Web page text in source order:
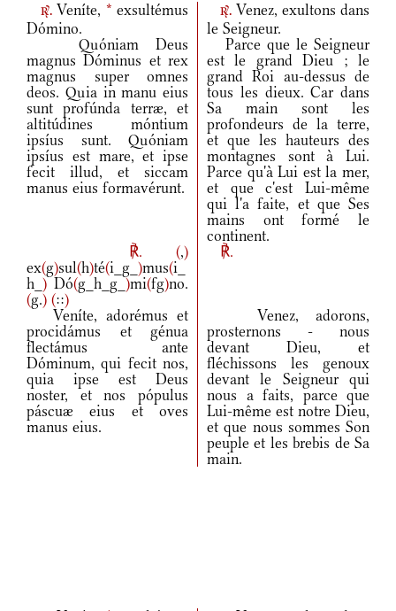
r. Veníte, * exsultémus
Dómino.
r. Venez, exultons dans
le Seigneur.
Quóniam Deus
magnus Dóminus et rex
magnus super omnes
deos. Quia in manu eius
sunt profúnda terræ, et
altitúdines móntium
ipsíus sunt. Quóniam
ipsíus est mare, et ipse
fecit illud, et siccam
manus eius formavérunt.
Parce que le Seigneur
est le grand Dieu ; le
grand Roi au-dessus de
tous les dieux. Car dans
Sa main sont les
profondeurs de la terre,
et que les hauteurs des
montagnes sont à Lui.
Parce qu'à Lui est la mer,
et que c'est Lui-même
qui l'a faite, et que Ses
mains ont formé le
continent.
℟.
(,)
ex(g)sul(h)té(i_g_ )mus(i_
h_ ) Dó(g_h_g_ )mi(fg)no.
(g.) (::)
℟.
Veníte, adorémus et
procidámus et génua
flectámus ante
Dóminum, qui fecit nos,
quia ipse est Deus
noster, et nos pópulus
páscuæ eius et oves
manus eius.
Venez, adorons,
prosternons - nous
devant Dieu, et
fléchissons les genoux
devant le Seigneur qui
nous a faits, parce que
Lui-même est notre Dieu,
et que nous sommes Son
peuple et les brebis de Sa
main.